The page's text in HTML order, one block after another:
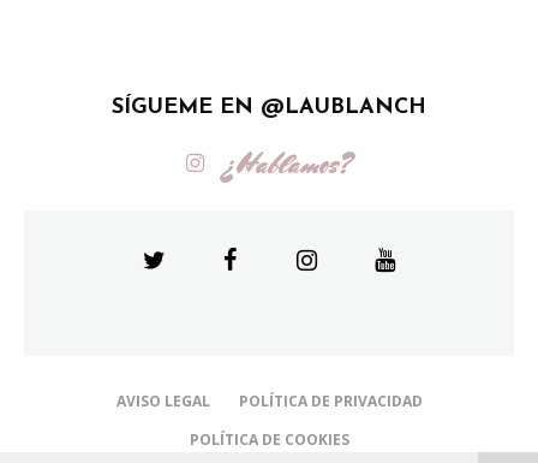
SÍGUEME EN @LAUBLANCH
¿Hablamos?
AVISO LEGAL
POLÍTICA DE PRIVACIDAD
POLÍTICA DE COOKIES